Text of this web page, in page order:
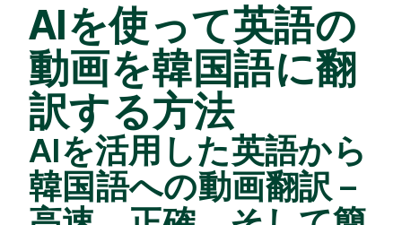
o
AIを使って英語の
動画を韓国語に翻
訳する方法
AIを活用した英語から
韓国語への動画翻訳 –